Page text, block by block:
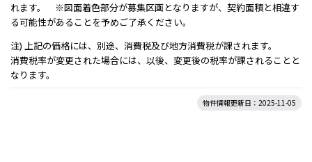
れます。 ※図面着色部分が募集区画となりますが、契約面積と相違す
る可能性があることを予めご了承ください。
注) 上記の価格には、別途、消費税及び地方消費税が課されます。
消費税率が変更された場合には、以後、変更後の税率が課されることと
なります。
物件情報更新日：2025-11-05